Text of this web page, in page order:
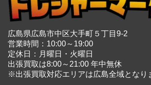
広島県広島市中区大手町５丁目9-2
営業時間：10:00～19:00
定休日：月曜日・火曜日
出張買取は8:00～21:00 年中無休
※出張買取対応エリアは広島全域となり